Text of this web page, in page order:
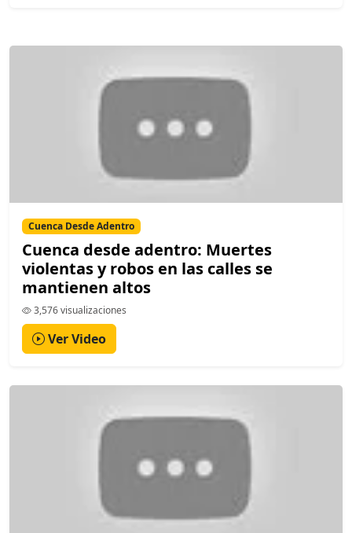
Cuenca Desde Adentro
Cuenca desde adentro: Muertes
violentas y robos en las calles se
mantienen altos
3,576 visualizaciones
Ver Video